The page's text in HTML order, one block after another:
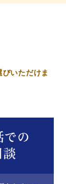
びいただけま